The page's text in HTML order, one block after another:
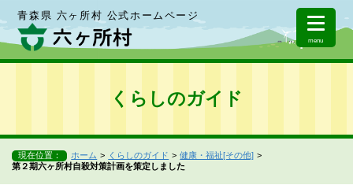
青森県 六ヶ所村 公式ホームページ
menu
くらしのガイド
現在位置： ホーム くらしのガイド
健康・福祉[その他]
第２期六ヶ所村自殺対策計画を策定しました